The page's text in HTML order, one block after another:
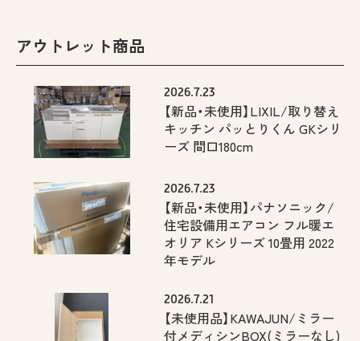
アウトレット商品
2026.7.23
【新品・未使用】LIXIL/取り替え
キッチン パッとりくん GKシリ
ーズ 間口180cm
2026.7.23
【新品・未使用】パナソニック/
住宅設備用エアコン フル暖エ
オリア Kシリーズ 10畳用 2022
年モデル
2026.7.21
【未使用品】KAWAJUN/ミラー
付メディシンBOX(ミラーなし)